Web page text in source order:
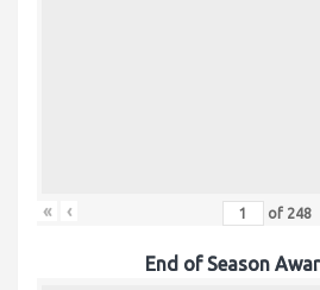
« ‹ of 248
End of Season